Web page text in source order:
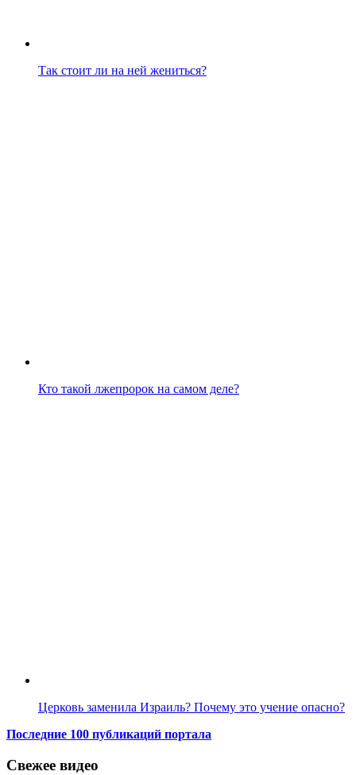
Так стоит ли на ней жениться?
Кто такой лжепророк на самом деле?
Церковь заменила Израиль? Почему это учение опасно?
Последние 100 публикаций портала
Свежее видео